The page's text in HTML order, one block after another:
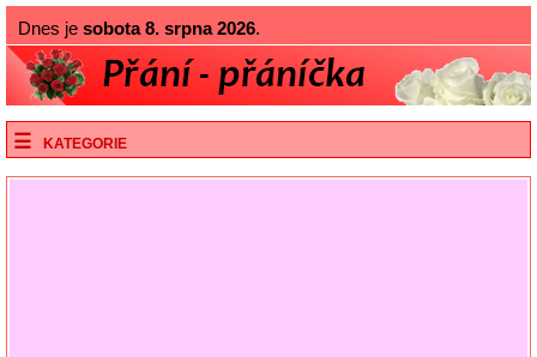
Dnes je sobota 8. srpna 2026.
KATEGORIE